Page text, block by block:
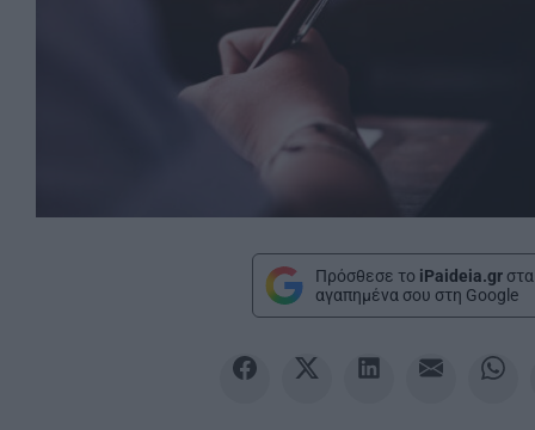
Πρόσθεσε το iPaideia.gr στα
αγαπημένα σου στη Google